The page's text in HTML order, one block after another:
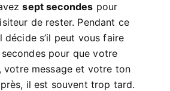
sept secondes pour
de rester. Pendant ce
décide s’il peut vous faire
pour que votre
votre message et votre ton
il est souvent trop tard.